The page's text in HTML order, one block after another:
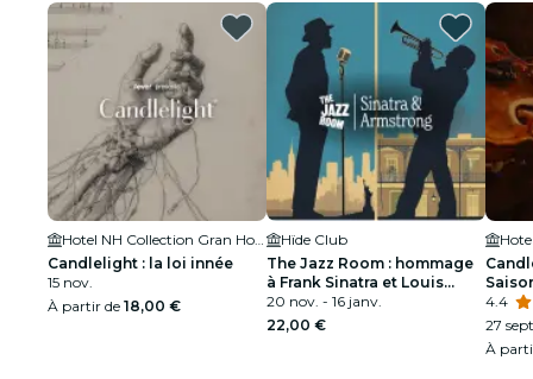
Hotel NH Collection Gran Hotel de Zaragoza
Candlelight : la loi innée
15 nov.
À partir de 18,00 €
Hïde Club
The Jazz Room : hommage
à Frank Sinatra et Louis
Armstrong
20 nov. - 16 janv.
22,00 €
4.4
27
À